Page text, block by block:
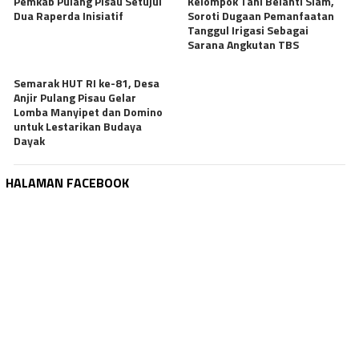
Dua Raperda Inisiatif
Soroti Dugaan Pemanfaatan
Tanggul Irigasi Sebagai
Sarana Angkutan TBS
Semarak HUT RI ke-81, Desa
Anjir Pulang Pisau Gelar
Lomba Manyipet dan Domino
untuk Lestarikan Budaya
Dayak
HALAMAN FACEBOOK